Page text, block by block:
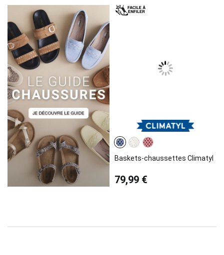
Baskets-chaussettes Climatyl
79,99 €